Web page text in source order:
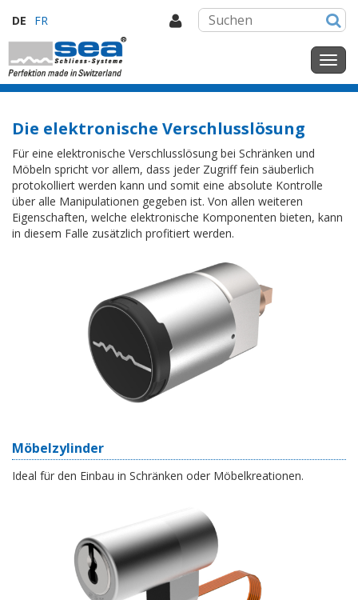
DE FR
Die elektronische Verschlusslösung
Für eine elektronische Verschlusslösung bei Schränken und
Möbeln spricht vor allem, dass jeder Zugriff fein säuberlich
protokolliert werden kann und somit eine absolute Kontrolle
über alle Manipulationen gegeben ist. Von allen weiteren
Eigenschaften, welche elektronische Komponenten bieten, kann
in diesem Falle zusätzlich profitiert werden.
Möbelzylinder
Ideal für den Einbau in Schränken oder Möbelkreationen.